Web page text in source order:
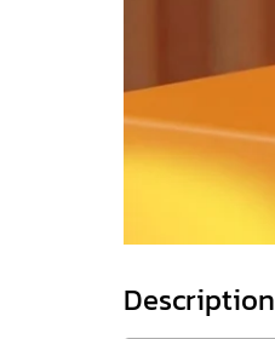
Description